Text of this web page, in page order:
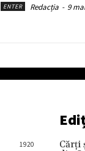
ENTER Redacția - 9
1920
Cărţi